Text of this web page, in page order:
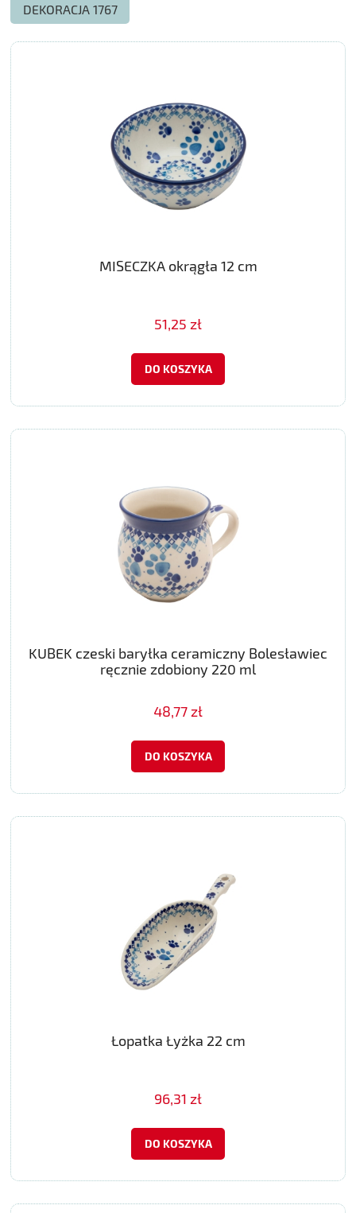
DEKORACJA 1767
MISECZKA okrągła 12 cm
51,25 zł
DO KOSZYKA
KUBEK czeski baryłka ceramiczny Bolesławiec
ręcznie zdobiony 220 ml
48,77 zł
DO KOSZYKA
Łopatka Łyżka 22 cm
96,31 zł
DO KOSZYKA